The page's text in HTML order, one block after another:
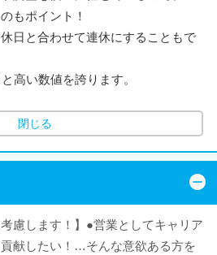
もポイント！
日と合わせて連休にすることもで
高い数値を誇ります。
閉じる
慮します！】●営業としてキャリア
献したい！…そんな意欲ある方を